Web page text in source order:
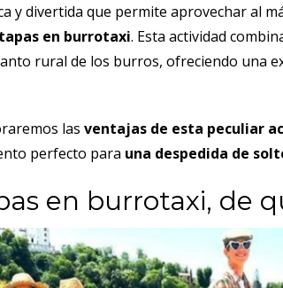
y divertida que permite aprovechar al
en burrotaxi. Esta actividad
rural de los burros, ofreciendo una
las ventajas de esta peculiar
perfecto para una despedida de
en burrotaxi, de